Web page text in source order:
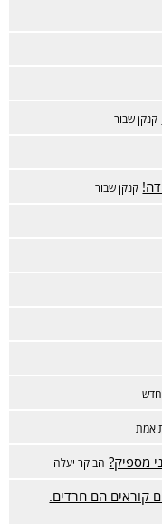
קנקן שבור
קנקן שבור
מספיק? הבוקר יעלה
קוראים הם חרדים.